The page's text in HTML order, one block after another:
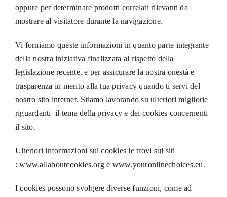
oppure per determinare prodotti correlati rilevanti da
mostrare al visitatore durante la navigazione.
Vi forniamo queste informazioni in quanto parte integrante
della nostra iniziativa finalizzata al rispetto della
legislazione recente, e per assicurare la nostra onestà e
trasparenza in merito alla tua privacy quando ti servi del
nostro sito internet. Stiamo lavorando su ulteriori migliorie
riguardanti il tema della privacy e dei cookies concernenti
il sito.
Ulteriori informazioni sui cookies le trovi sui siti
:www.allaboutcookies.org e www.youronlinechoices.eu.
I cookies possono svolgere diverse funzioni, come ad